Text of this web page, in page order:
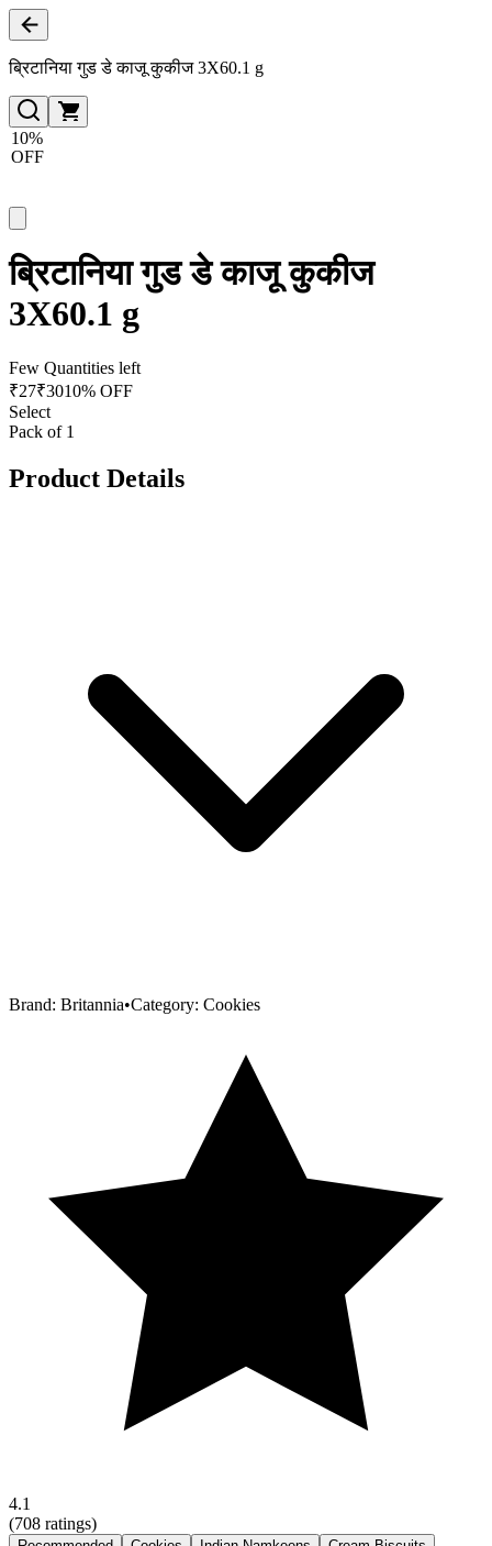
ब्रिटानिया गुड डे काजू कुकीज 3X60.1 g
10%
OFF
ब्रिटानिया गुड डे काजू कुकीज
3X60.1 g
Few Quantities left
₹27₹3010% OFF
Select
Pack of 1
Product Details
Brand: Britannia•Category: Cookies
4.1
(708 ratings)